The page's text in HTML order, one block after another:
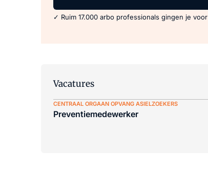
✓ Ruim 17.000 arbo professionals gingen je voor
Vacatures
CENTRAAL ORGAAN OPVANG ASIELZOEKERS
Preventiemedewerker